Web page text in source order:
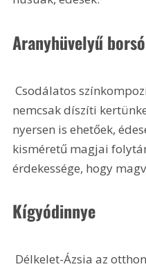
Aranyhüvelyű borsó
Csodálatos színkompozíciójú futóborsó, mely
nemcsak díszíti
nyersen is ehetőek,
kisméretű magjai
érdekessége, hogy
Kígyódinnye